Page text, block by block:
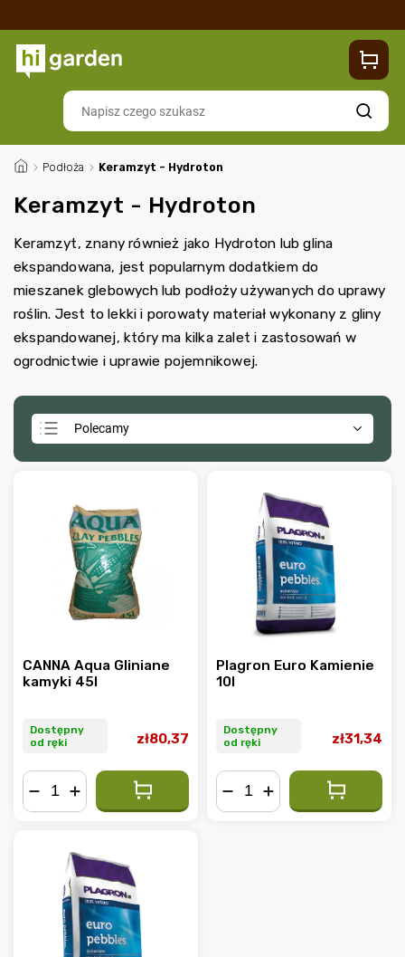
Contacts
Szukaj
/ Podłoża / Keramzyt - Hydroton
Keramzyt - Hydroton
Keramzyt, znany również jako Hydroton lub glina
ekspandowana, jest popularnym dodatkiem do
mieszanek glebowych lub podłoży używanych do uprawy
roślin. Jest to lekki i porowaty materiał wykonany z gliny
ekspandowanej, który ma kilka zalet i zastosowań w
ogrodnictwie i uprawie pojemnikowej.
Polecamy
Najczęściej sprzedawane
Alfabetycznie
CANNA Aqua Gliniane
kamyki 45l
Dostępny
od ręki
zł80,37
Plagron Euro Kamienie
10l
Dostępny
od ręki
zł31,34